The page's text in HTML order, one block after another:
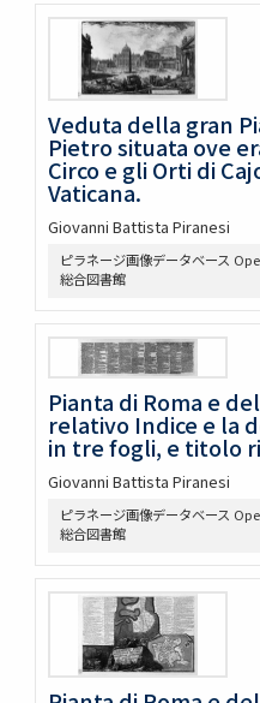
Veduta della gran
Pietro situata ove
Circo e gli Orti di
Vaticana.
Giovanni Battista Piranesi
ピラネージ画像データベース
総合図書館
Pianta di Roma e
relativo Indice e la
in tre fogli, e titolo
Giovanni Battista Piranesi
ピラネージ画像データベース
総合図書館